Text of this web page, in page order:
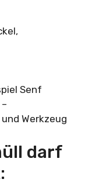
Senf
Werkzeug
darf